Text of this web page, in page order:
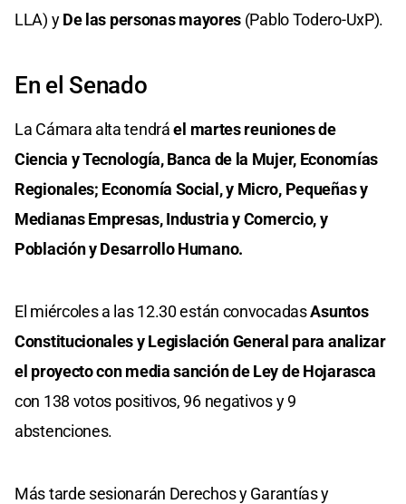
LLA) yDe las personas mayores (Pablo Todero-UxP).
En el Senado
La Cámara alta tendráel martes reuniones de
Ciencia y Tecnología, Banca de la Mujer, Economías
Regionales; Economía Social, y Micro, Pequeñas y
Medianas Empresas, Industria y Comercio, y
Población y Desarrollo Humano.
El miércoles a las 12.30 están convocadasAsuntos
Constitucionales y Legislación General para analizar
el proyecto con media sanción de Ley de Hojarasca
con 138 votos positivos, 96 negativos y 9
abstenciones.
Más tarde sesionarán Derechos y Garantías y